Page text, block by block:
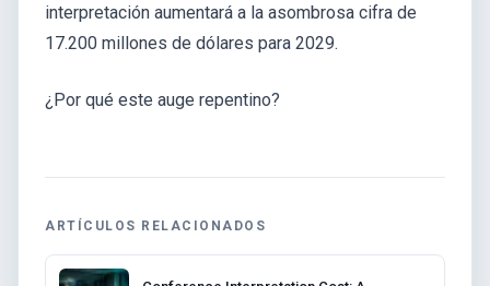
interpretación aumentará a la asombrosa cifra de
17.200 millones de dólares para 2029.
¿Por qué este auge repentino?
ARTÍCULOS RELACIONADOS